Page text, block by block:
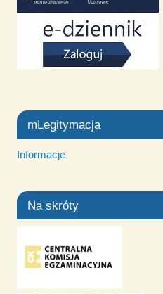
mLegitymacja
Informacje
Na skróty